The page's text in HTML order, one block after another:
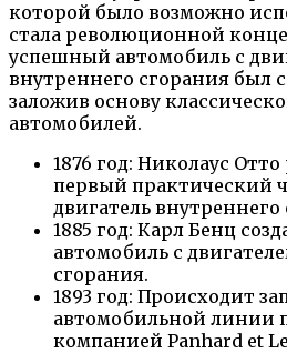
которой было возможно
стала революционной
успешный автомобиль с
внутреннего сгорания был
заложив основу
автомобилей.
1876 год: Николаус
первый практический
двигатель внутреннего
1885 год: Карл Бенц
автомобиль с
сгорания.
1893 год: Происходит
автомобильной линии
компанией Panhard et